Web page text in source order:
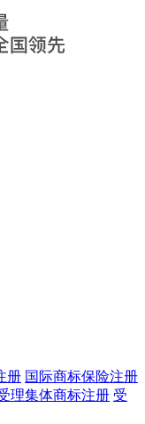
册 国际商标保险注册
理集体商标注册 受